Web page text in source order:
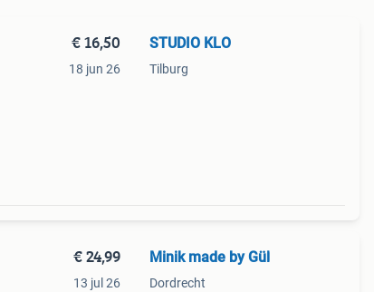
€ 16,50
18 jun 26
STUDIO KLO
Tilburg
€ 24,99
13 jul 26
Minik made by Gül
Dordrecht